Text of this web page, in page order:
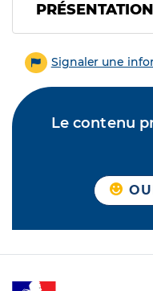
PRÉSENTATION
Signaler une
Le contenu
OUI